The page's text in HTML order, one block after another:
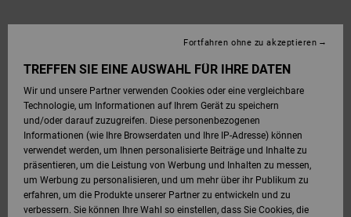
Accessoires
SALE SNOW
T-Shirts
Jacken &
SALE KINDER Sale
Sale Snow
Jacken &
Hoodies &
Lynx
Pure
Net
Alle ansehen
DC Command
Manteca
Construct
Ascend
SCHUHE Sneakers
Sandalen
Winterschuhe
Snowboard
BEKLEIDUNG
T-shirts
Hemden
Jeans
Jacken &
ACCESSOIRES
Taschen &
Alle ansehen
DC Command
Manteca
Best Sellers
SCHUHE Skate
Sandalen
Snowboard
Unisex
KLEIDUNG
Alle ansehen
KINDER
Stag
Babyschuhe
Sneakers
Alle ansehen
BEKLEIDUNG
Sweatshirts &
Hemden
ACCESSOIRES
Taschen
Alle ansehen
SKATE
Snowboard
Winterschuhe
Polarfleece &
Softshells
FRAUEN
Alle ansehen
SNOW SHOP FÜR
KINDER
Mützen
Alle ansehen
Versand
Retouren
Bezahlung
Geschenkkarte
TREFFEN SIE EINE AUSWAHL FÜR IHRE DATEN
Wir und unsere Partner verwenden Cookies oder eine vergleichbare
Technologie, um Informationen auf Ihrem Gerät zu speichern
und/oder darauf zuzugreifen. Diese personenbezogenen
Informationen (wie Ihre Browserdaten und Ihre IP-Adresse) können
verwendet werden, um Ihnen personalisierte Beiträge und Inhalte zu
präsentieren, um die Leistung von Werbung und Inhalten zu messen,
um Werbung zu personalisieren, und um mehr über ihr Publikum zu
erfahren, um die Produkte unserer Partner zu entwickeln und zu
verbessern. Sie können Ihre Wahl so einstellen, dass Sie Cookies, die
Fortfahren ohne zu akzeptieren